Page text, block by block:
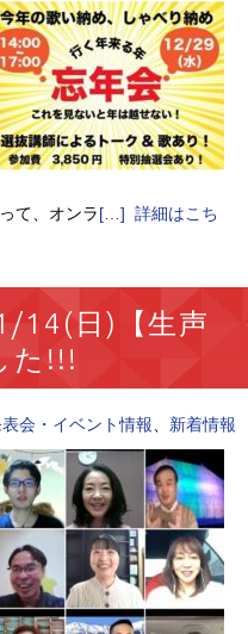
て、オンラ[…] 詳細はこち
14(日)【生声
た!!!
会・イベント情報
新着情報